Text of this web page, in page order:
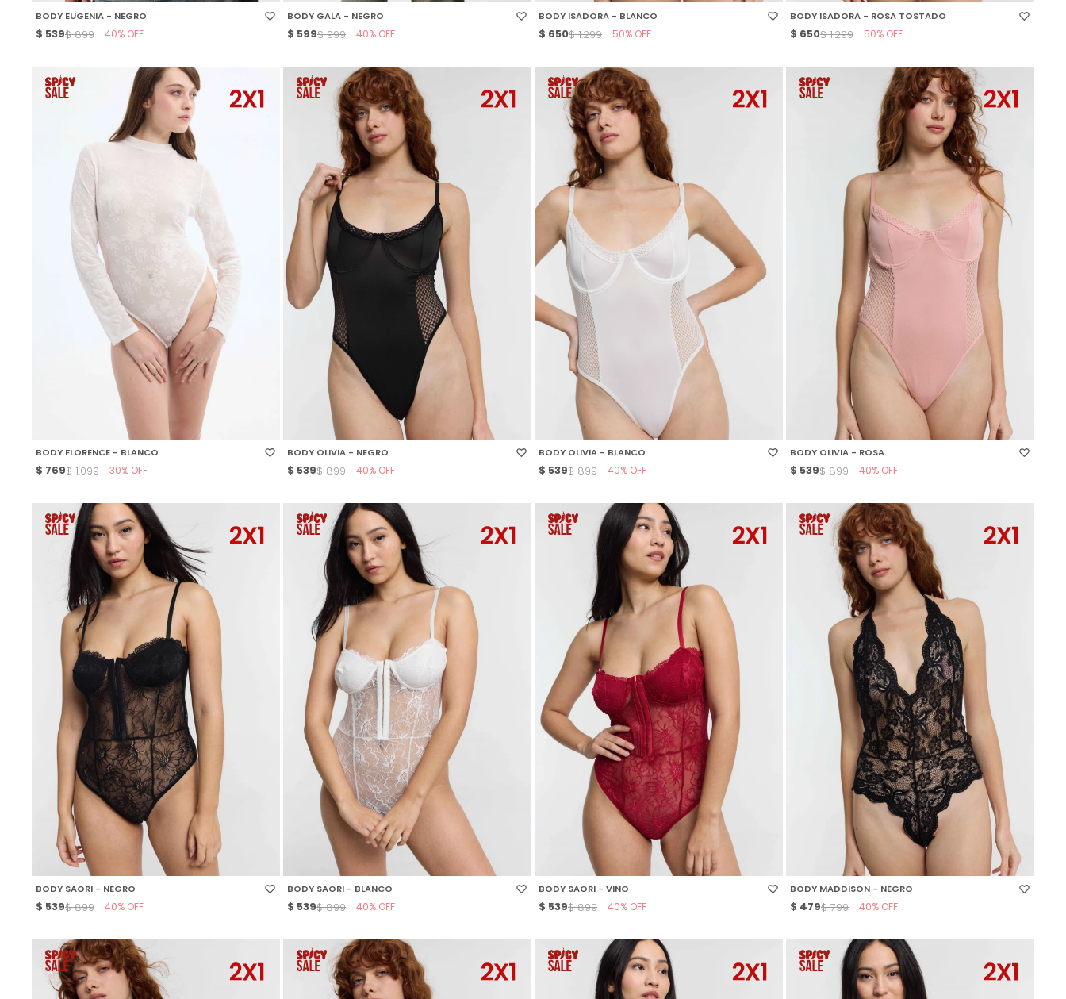
BODY EUGENIA - NEGRO
$ 539$ 899 40
BODY GALA - NEGRO
$ 599$ 999 40
BODY ISADORA - BLANCO
$ 650$ 1.299 50
BODY ISADORA - ROSA TOSTADO
$ 650$ 1.299 50
SELECCIONAR TALLE
BODY FLORENCE - BLANCO
$ 769$ 1.099 30
SELECCIONAR TALLE
BODY OLIVIA - NEGRO
$ 539$ 899 40
SELECCIONAR TALLE
BODY OLIVIA - BLANCO
$ 539$ 899 40
SELECCIONAR TALLE
BODY OLIVIA - ROSA
$ 539$ 899 40
SELECCIONAR TALLE
BODY SAORI - NEGRO
$ 539$ 899 40
SELECCIONAR TALLE
BODY SAORI - BLANCO
$ 539$ 899 40
SELECCIONAR TALLE
BODY SAORI - VINO
$ 539$ 899 40
SELECCIONAR TALLE
BODY MADDISON - NEGRO
$ 479$ 799 40